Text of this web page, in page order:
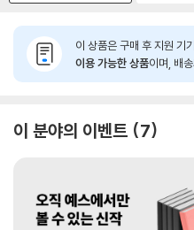
이 상품은 구매 후 지원 기
이용 가능한 상품이며, 배
이 분야의 이벤트 7